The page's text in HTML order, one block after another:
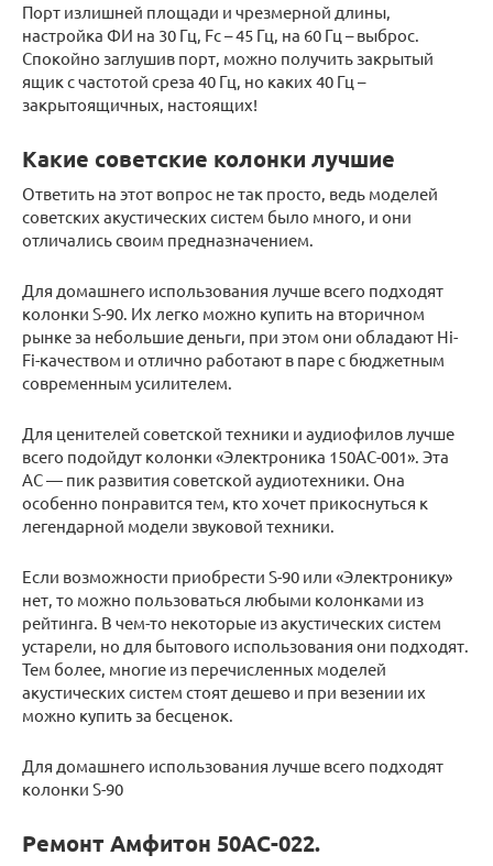
Порт излишней площади и чрезмерной длины,
настройка ФИ на 30 Гц, Fc – 45 Гц, на 60 Гц – выброс.
Спокойно заглушив порт, можно получить закрытый
ящик с частотой среза 40 Гц, но каких 40 Гц –
закрытоящичных, настоящих!
Какие советские колонки лучшие
Ответить на этот вопрос не так просто, ведь моделей
советских акустических систем было много, и они
отличались своим предназначением.
Для домашнего использования лучше всего подходят
колонки S-90. Их легко можно купить на вторичном
рынке за небольшие деньги, при этом они обладают Hi-
Fi-качеством и отлично работают в паре с бюджетным
современным усилителем.
Для ценителей советской техники и аудиофилов лучше
всего подойдут колонки «Электроника 150АС-001». Эта
АС — пик развития советской аудиотехники. Она
особенно понравится тем, кто хочет прикоснуться к
легендарной модели звуковой техники.
Если возможности приобрести S-90 или «Электронику»
нет, то можно пользоваться любыми колонками из
рейтинга. В чем-то некоторые из акустических систем
устарели, но для бытового использования они подходят.
Тем более, многие из перечисленных моделей
акустических систем стоят дешево и при везении их
можно купить за бесценок.
Для домашнего использования лучше всего подходят
колонки S-90
Ремонт Амфитон 50АС-022.